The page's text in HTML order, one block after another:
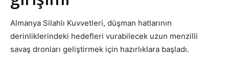
Almanya Silahlı Kuvvetleri, düşman hatlarının
derinliklerindeki hedefleri vurabilecek uzun menzilli
savaş dronları geliştirmek için hazırlıklara başladı.